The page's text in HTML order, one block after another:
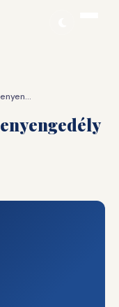
Egyesületi tagság, versenyengedély 2021